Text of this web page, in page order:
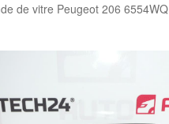
de vitre Peugeot 206 6554WQ